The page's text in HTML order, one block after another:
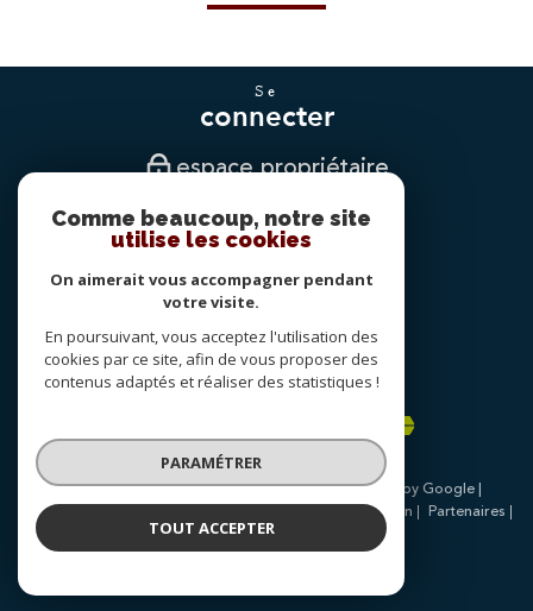
se
connecter
espace propriétaire
nous
suivre
nous
adhérons
© 2026 | Tous droits réservés | Traduction powered by Google |
Nos honoraires
Admin
Partenaires
Politique RGPD
Comme beaucoup, notre site
utilise les cookies
On aimerait vous accompagner pendant
votre visite.
En poursuivant, vous acceptez l'utilisation des
cookies par ce site, afin de vous proposer des
contenus adaptés et réaliser des statistiques !
PARAMÉTRER
TOUT ACCEPTER